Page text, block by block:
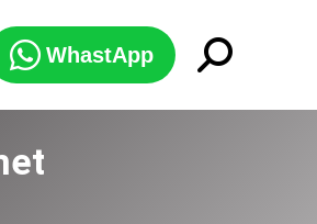
WhastApp Search: